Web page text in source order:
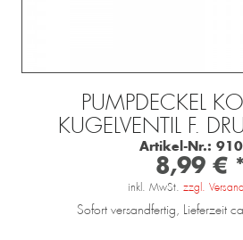
PUMPDECKEL
KUGELVENTIL F.
Artikel-Nr.:
8,99 € *
inkl. MwSt. zzgl.
Sofort versandfertig, Lieferzeit